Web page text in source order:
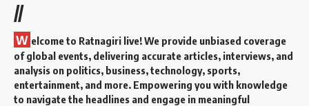
//
W elcome to Ratnagiri live! We provide unbiased coverage
of global events, delivering accurate articles, interviews, and
analysis on politics, business, technology, sports,
entertainment, and more. Empowering you with knowledge
to navigate the headlines and engage in meaningful